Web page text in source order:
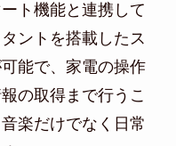
ト機能と連携して
ントを搭載したス
能で、家電の操作
の取得まで行うこ
楽だけでなく日常